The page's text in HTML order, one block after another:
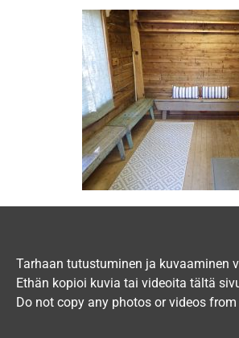
Tarhaan tutustuminen ja kuvaaminen
Ethän kopioi kuvia tai videoita tältä
Do not copy any photos or videos